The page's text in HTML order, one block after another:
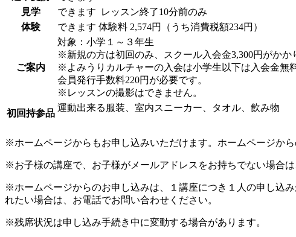
見学
できます
レッスン終了10分前のみ
体験
できます 体験料 2,574円（うち消費税額234円）
ご案内
対象：小学１～３年生
※新規の方は初回のみ、スクール入会金3,300円がかか
※よみうりカルチャーの入会は小学生以下は入会金無料
会員発行手数料220円が必要です。
※レッスンの撮影はできません。
初回持参品
運動出来る服装、室内スニーカー、タオル、飲み物
※ホームページからもお申し込みいただけます。ホームページか
※お子様の講座で、お子様がメールアドレスをお持ちでない場合
※ホームページからのお申し込みは、１講座につき１人の申し込
れたい場合は、お電話でお問い合わせください。
※残席状況は申し込み手続き中に変動する場合があります。